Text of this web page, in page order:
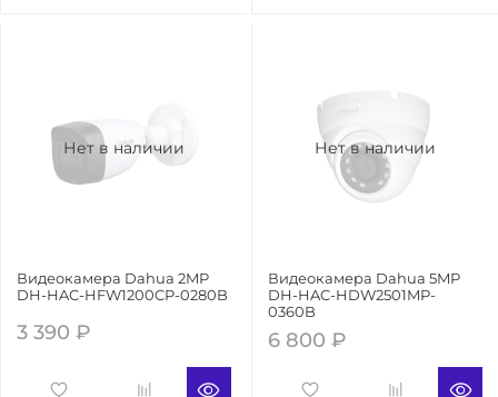
Нет в наличии
Видеокамера Dahua 2MP
DH-HAC-HFW1200CP-0280B
3 390 ₽
Нет в наличии
Видеокамера Dahua 5MP
DH-HAC-HDW2501MP-
0360B
6 800 ₽